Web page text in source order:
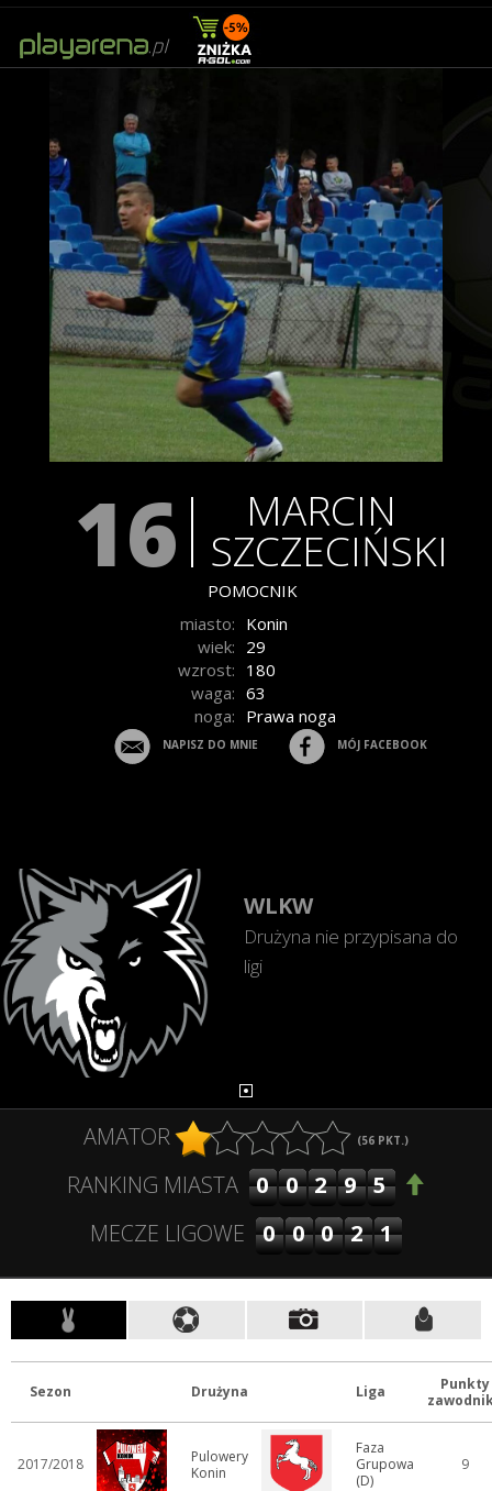
16 MARCIN
SZCZECIŃSKI
POMOCNIK
miasto: Konin
wiek: 29
wzrost: 180
waga: 63
noga: Prawa noga
NAPISZ DO MNIE MÓJ FACEBOOK
WLKW
Drużyna nie przypisana do
ligi
AMATOR (56 PKT.)
RANKING MIASTA 00295
MECZE LIGOWE
00021
Sezon Drużyna Liga
Punkty
2017/2018
Pulowery
Konin
Faza
Grupowa
(D)
9